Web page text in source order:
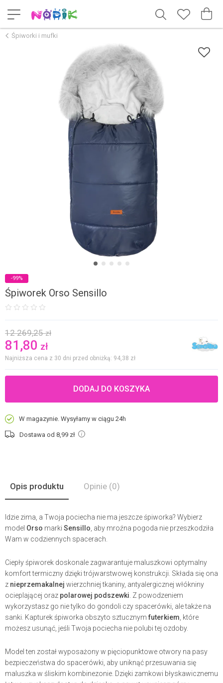
Śpiworki i mufki
Śpiworek Orso Sensillo
12 269,25zł
81,80 zł
Najniższa cena z 30 dni przed obniżką: 94,38 zł
DODAJ DO KOSZYKA
W magazynie. Wysyłamy w ciągu 24h
Dostawa od 8,99 zł
-99%
Opis produktu Opinie (0)
Idzie zima, a Twoja pociecha nie ma jeszcze śpiworka? Wybierz
model Orso marki Sensillo , aby mroźna pogoda nie przeszkodziła
Wam w codziennych spacerach.
Ciepły śpiworek doskonale zagwarantuje maluszkowi optymalny
komfort termiczny dzięki trójwarstwowej konstrukcji. Składa się ona
z nieprzemakalnej wierzchniej tkaniny, antyalergicznej włókniny
ocieplającej oraz polarowej podszewki . Z powodzeniem
wykorzystasz go nie tylko do gondoli czy spacerówki, ale także na
sanki. Kapturek śpiworka obszyto sztucznymfuterkiem , które
możesz usunąć, jeśli Twoja pociecha nie polubi tej ozdoby.
Model ten został wyposażony w pięciopunktowe otwory na pasy
bezpieczeństwa do spacerówki, aby uniknąć przesuwania się
maluszka w śliskim kombinezonie. Dzięki zamkowi błyskawicznemu